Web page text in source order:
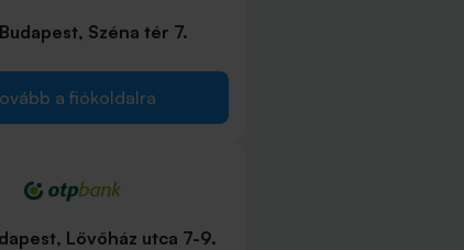
Széna tér 7.
a fiókoldalra
Lövőház utca 7-9.